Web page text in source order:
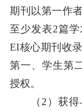
期刊以第一作
至少发表2篇
EI核心期刊收
第一、学生第
授权。
（ 2 ）获